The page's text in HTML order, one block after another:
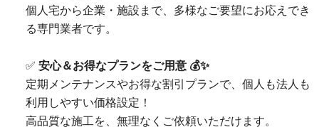
個人宅から企業・施設まで、多様なご要望にお応えでき
る専門業者です。
✅安心＆お得なプランをご用意 💰✨
定期メンテナンスやお得な割引プランで、個人も法人も
利用しやすい価格設定！
高品質な施工を、無理なくご依頼いただけます。